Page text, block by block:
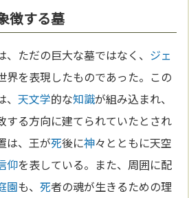
徴する墓
、ただの巨大な墓ではなく、 ジェ
界を表現したものであった。この
、天文学的な知識が組み込まれ、
する方向に建てられていたとされ
は、王が死後に神々とともに天空
仰を表している。また、周囲に配
園も、死者の魂が生きるための理